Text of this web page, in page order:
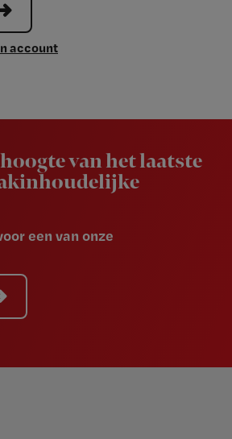
account
van het laatste
een van onze